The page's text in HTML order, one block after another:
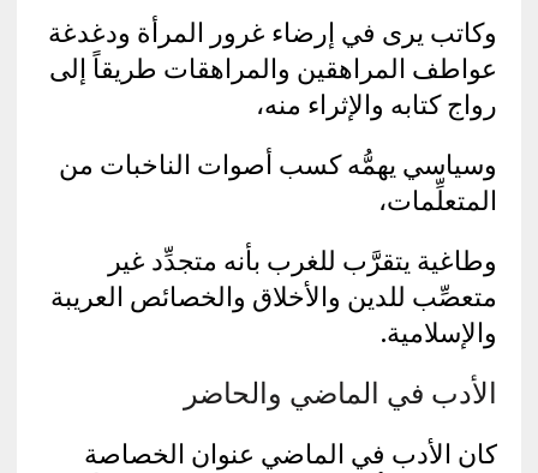
وكاتب يرى في إرضاء غرور المرأة ودغدغة
عواطف المراهقين والمراهقات طريقاً إلى
رواج كتابه والإثراء منه،
وسياسي يهمُّه كسب أصوات الناخبات من
المتعلِّمات،
وطاغية يتقرَّب للغرب بأنه متجدِّد غير
متعصِّب للدين والأخلاق والخصائص العريبة
والإسلامية.
الأدب في الماضي والحاضر
كان الأدب في الماضي عنوان الخصاصة